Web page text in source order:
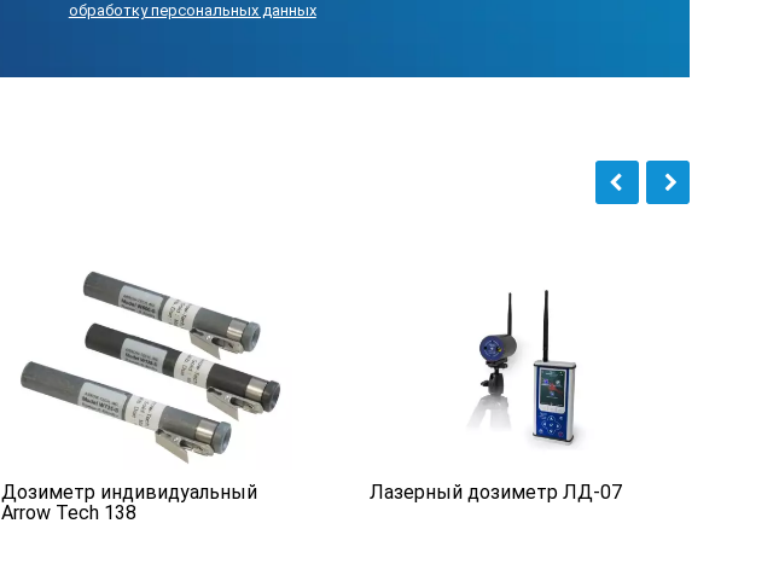
обработку персональных данных
Дозиметр индивидуальный
Arrow Tech 138
Лазерный дозиметр ЛД-07